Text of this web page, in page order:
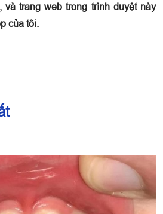
và trang web trong trình duyệt này
của tôi.